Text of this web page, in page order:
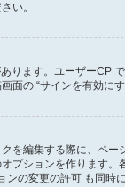
い。
ります。ユーザーCP
面の “サインを有効
を編集する際に、ペ
プションを作ります
の変更の許可 も同時